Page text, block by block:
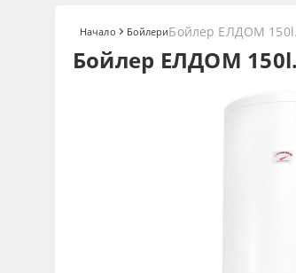
Начало БойлериБойлер ЕЛДОМ
Бойлер ЕЛДОМ